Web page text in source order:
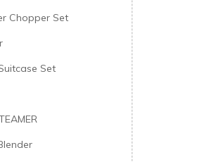
Chopper Set
Set